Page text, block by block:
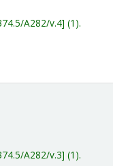
A282/v.4 (1).
A282/v.3 (1).